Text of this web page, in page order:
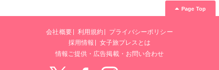
Page Top
会社概要 利用規約
プライバシーポリシー
採用情報
女子旅プレスとは
情報ご提供・広告掲載・お問い合わせ